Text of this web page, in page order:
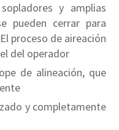
y amplias
pueden cerrar para
proceso de aireación
del operador
de alineación, que
y completamente